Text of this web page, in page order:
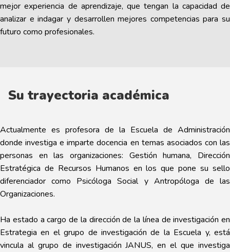
mejor experiencia de aprendizaje, que tengan la capacidad de
analizar e indagar y desarrollen mejores competencias para su
futuro como profesionales.
Su trayectoria académica
Actualmente es profesora de la Escuela de Administración
donde investiga e imparte docencia en temas asociados con las
personas en las organizaciones: Gestión humana, Dirección
Estratégica de Recursos Humanos en los que pone su sello
diferenciador como Psicóloga Social y Antropóloga de las
Organizaciones.
Ha estado a cargo de la dirección de la línea de investigación en
Estrategia en el grupo de investigación de la Escuela y, está
vincula al grupo de investigación JANUS, en el que investiga